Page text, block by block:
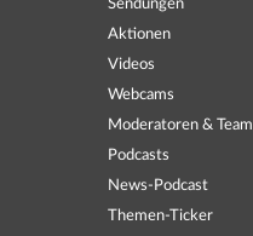
Sendungen
Aktionen
Videos
Webcams
Moderatoren & Team
Podcasts
News-Podcast
Themen-Ticker